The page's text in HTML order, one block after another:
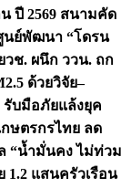
ปี 2569 สนามคัด
นย์พัฒนา “โดรน
วช. ผนึก ววน. ถก
ด้วยวิจัย–
รับมือภัยแล้งยุค
ษตรกรไทย ลด
“น้ำมั่นคง ไม่ท่วม
1.2 แสนครัวเรือน